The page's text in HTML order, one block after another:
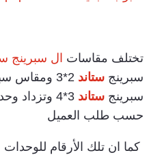
تختلف مقاسات ال سبرينج
سبرينج ستاند
سبرينج ستاند
3*4
حسب طلب العميل
كما ان تلك الأرقام